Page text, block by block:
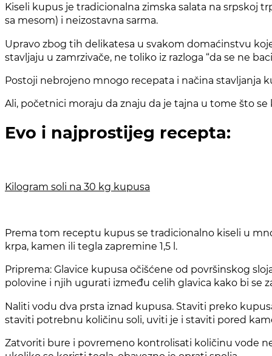
Kiseli kupus je tradicionalna zimska salata na srpskoj
sa mesom) i neizostavna sarma.
Upravo zbog tih delikatesa u svakom domaćinstvu
stavljaju u zamrzivače, ne toliko iz razloga “da se ne
Postoji nebrojeno mnogo recepata i načina stavljanja
Ali, početnici moraju da znaju da je tajna u tome što
Evo i najprostijeg recepta:
Kilogram soli na 30 kg kupusa
Prema tom receptu kupus se tradicionalno kiseli u
krpa, kamen ili tegla zapremine 1,5 l.
Priprema: Glavice kupusa očišćene od površinskog
polovine i njih ugurati između celih glavica kako bi se
Naliti vodu dva prsta iznad kupusa. Staviti preko
staviti potrebnu količinu soli, uviti je i staviti pored
Zatvoriti bure i povremeno kontrolisati količinu vode